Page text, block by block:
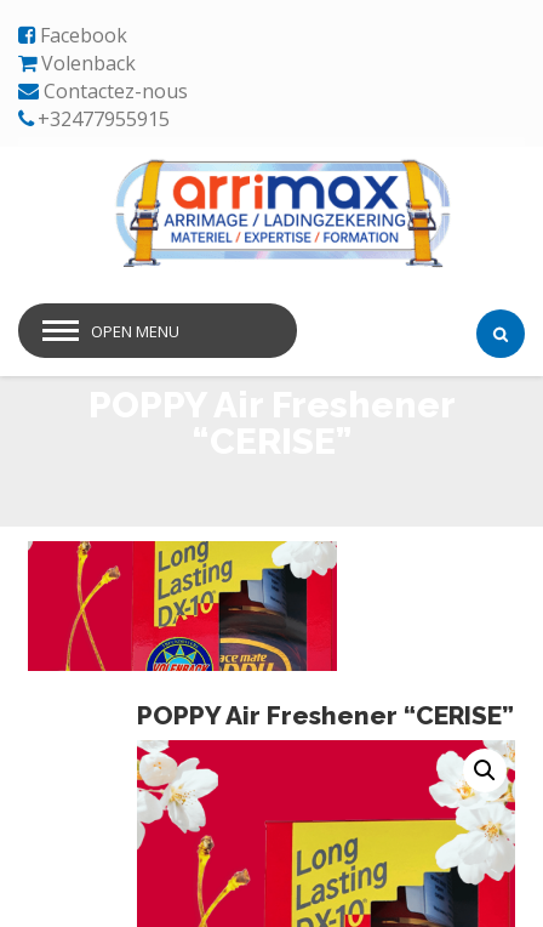
Facebook
Volenback
Contactez-nous
+32477955915
OPEN MENU
POPPY Air Freshener “CERISE”